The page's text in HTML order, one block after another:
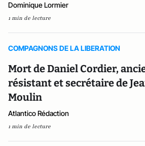
Dominique Lormier
1 min de lecture
COMPAGNONS DE LA LIBERATION
Mort de Daniel Cordier,
résistant et secrétaire de
Moulin
Atlantico Rédaction
1 min de lecture